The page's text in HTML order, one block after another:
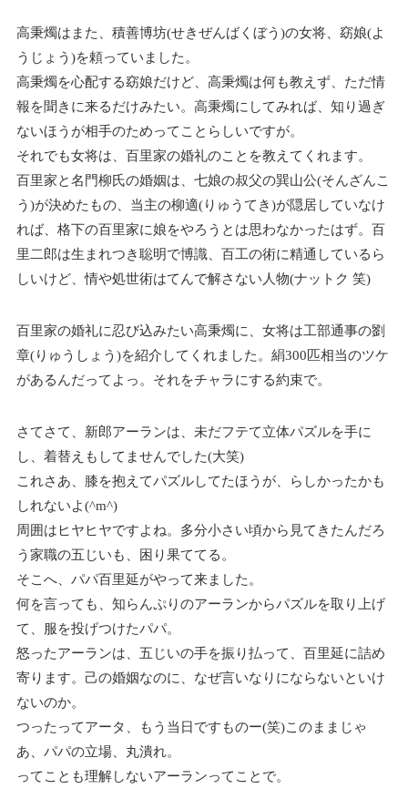
高秉燭はまた、積善博坊(せきぜんばくぼう)の女将、窈娘(よ
うじょう)を頼っていました。
高秉燭を心配する窈娘だけど、高秉燭は何も教えず、ただ情
報を聞きに来るだけみたい。高秉燭にしてみれば、知り過ぎ
ないほうが相手のためってことらしいですが。
それでも女将は、百里家の婚礼のことを教えてくれます。
百里家と名門柳氏の婚姻は、七娘の叔父の巽山公(そんざんこ
う)が決めたもの、当主の柳適(りゅうてき)が隠居していなけ
れば、格下の百里家に娘をやろうとは思わなかったはず。百
里二郎は生まれつき聡明で博識、百工の術に精通しているら
しいけど、情や処世術はてんで解さない人物(ナットク 笑)
百里家の婚礼に忍び込みたい高秉燭に、女将は工部通事の劉
章(りゅうしょう)を紹介してくれました。絹300匹相当のツケ
があるんだってよっ。それをチャラにする約束で。
さてさて、新郎アーランは、未だフテて立体パズルを手に
し、着替えもしてませんでした(大笑)
これさあ、膝を抱えてパズルしてたほうが、らしかったかも
しれないよ(^m^)
周囲はヒヤヒヤですよね。多分小さい頃から見てきたんだろ
う家職の五じいも、困り果ててる。
そこへ、パパ百里延がやって来ました。
何を言っても、知らんぷりのアーランからパズルを取り上げ
て、服を投げつけたパパ。
怒ったアーランは、五じいの手を振り払って、百里延に詰め
寄ります。己の婚姻なのに、なぜ言いなりにならないといけ
ないのか。
つったってアータ、もう当日ですものー(笑)このままじゃ
あ、パパの立場、丸潰れ。
ってことも理解しないアーランってことで。